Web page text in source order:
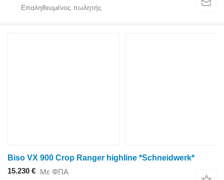
Biso VX 900 Crop Ranger highline *Schneidwerk*
15.230 € Με ΦΠΑ